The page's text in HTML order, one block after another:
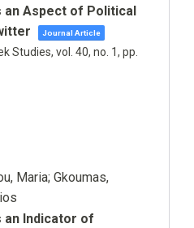
an Aspect of Political
Journal Article
Studies, vol. 40, no. 1, pp.
Maria; Gkoumas,
an Indicator of